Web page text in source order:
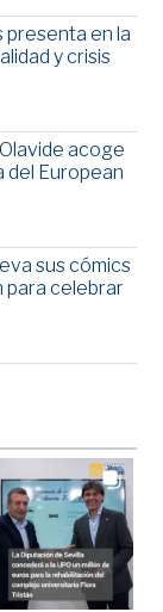
presenta en la
y crisis
acoge
del European
sus cómics
para celebrar